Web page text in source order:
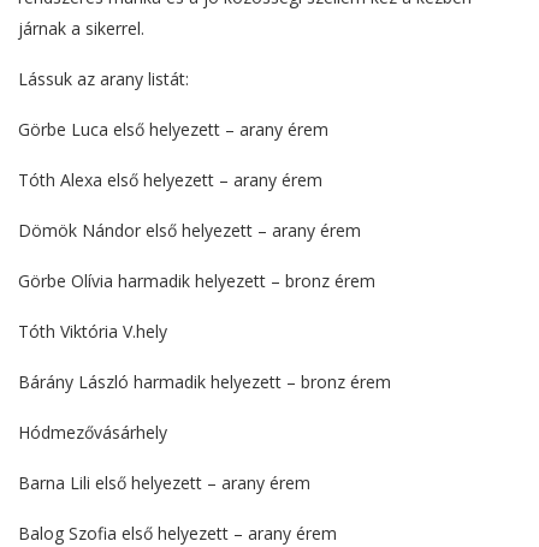
járnak a sikerrel.
Lássuk az arany listát:
Görbe Luca első helyezett – arany érem
Tóth Alexa első helyezett – arany érem
Dömök Nándor első helyezett – arany érem
Görbe Olívia harmadik helyezett – bronz érem
Tóth Viktória V.hely
Bárány László harmadik helyezett – bronz érem
Hódmezővásárhely
Barna Lili első helyezett – arany érem
Balog Szofia első helyezett – arany érem